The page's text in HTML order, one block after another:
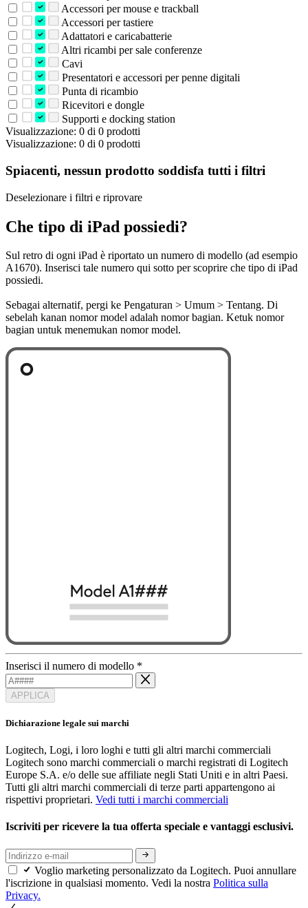
Accessori per mouse e trackball
Accessori per tastiere
Adattatori e caricabatterie
Altri ricambi per sale conferenze
Cavi
Presentatori e accessori per penne digitali
Punta di ricambio
Ricevitori e dongle
Supporti e docking station
Visualizzazione: 0 di 0 prodotti
Visualizzazione: 0 di 0 prodotti
Spiacenti, nessun prodotto soddisfa tutti i filtri
Deselezionare i filtri e riprovare
Che tipo di iPad possiedi?
Sul retro di ogni iPad è riportato un numero di modello (ad esempio
A1670). Inserisci tale numero qui sotto per scoprire che tipo di iPad
possiedi.
Sebagai alternatif, pergi ke Pengaturan > Umum > Tentang. Di
sebelah kanan nomor model adalah nomor bagian. Ketuk nomor
bagian untuk menemukan nomor model.
Inserisci il numero di modello *
APPLICA
Dichiarazione legale sui marchi
Logitech, Logi, i loro loghi e tutti gli altri marchi commerciali
Logitech sono marchi commerciali o marchi registrati di Logitech
Europe S.A. e/o delle sue affiliate negli Stati Uniti e in altri Paesi.
Tutti gli altri marchi commerciali di terze parti appartengono ai
rispettivi proprietari. Vedi tutti i marchi commerciali
Iscriviti per ricevere la tua offerta speciale e vantaggi esclusivi.
Voglio marketing personalizzato da Logitech. Puoi annullare
l'iscrizione in qualsiasi momento. Vedi la nostra Politica sulla
Privacy.